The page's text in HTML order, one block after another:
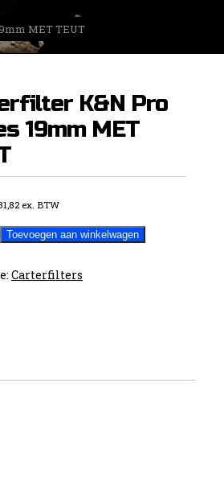
MET TEUT
K&N Pro
19mm MET
ex. BTW
Toevoegen aan winkelwagen
Carterfilters